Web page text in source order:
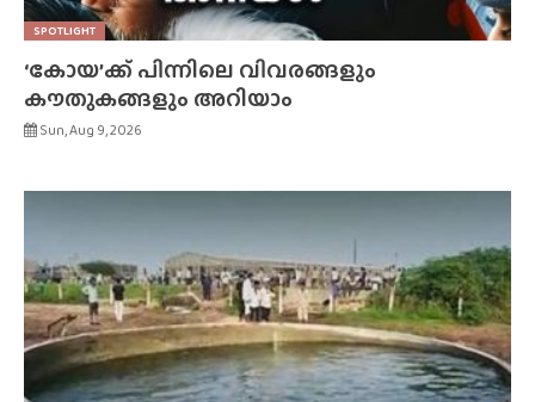
SPOTLIGHT
‘കോയ’ക്ക് പിന്നിലെ വിവരങ്ങളും
കൗതുകങ്ങളും അറിയാം
Sun, Aug 9, 2026